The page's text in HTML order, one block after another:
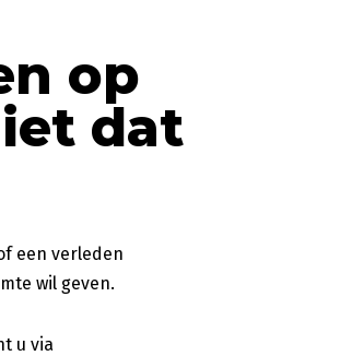
op
dat
een verleden
wil geven.
u via